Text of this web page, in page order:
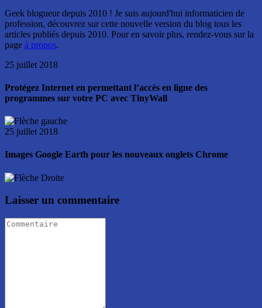
Geek blogueur depuis 2010 ! Je suis aujourd'hui informaticien de
profession, découvrez sur cette nouvelle version du blog tous les
articles publiés depuis 2010. Pour en savoir plus, rendez-vous sur la
page à propos.
25 juillet 2018
Protégez Internet en permettant l’accès en ligne des
programmes sur votre PC avec TinyWall
25 juillet 2018
Images Google Earth pour les nouveaux onglets Chrome
Laisser un commentaire